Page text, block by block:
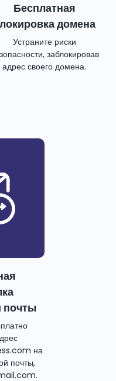
Бесплатная
домена
Устраните риски
заблокировав
адрес своего домена.
почты
на
почты,